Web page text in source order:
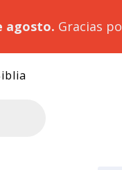
agosto. Gracias